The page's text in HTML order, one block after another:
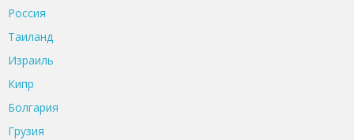
Россия
Таиланд
Израиль
Кипр
Болгария
Грузия